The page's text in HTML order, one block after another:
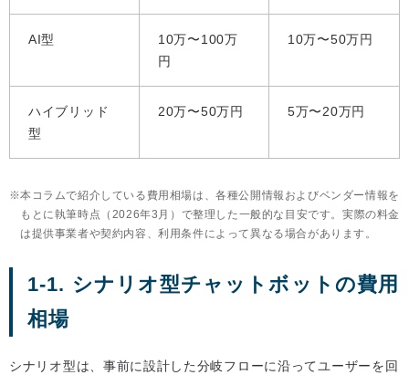
AI型
10万〜100万
円
10万〜50万円
ハイブリッド
型
20万〜50万円 5万〜20万円
本コラムで紹介している費用相場は、各種公開情報およびベンダー情報を
もとに執筆時点（2026年3月）で整理した一般的な目安です。実際の料金
は提供事業者や契約内容、利用条件によって異なる場合があります。
1-1. シナリオ型チャットボットの費用
相場
シナリオ型は、事前に設計した分岐フローに沿ってユーザーを回